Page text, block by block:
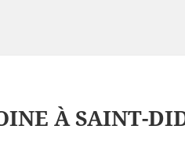
À SAINT-